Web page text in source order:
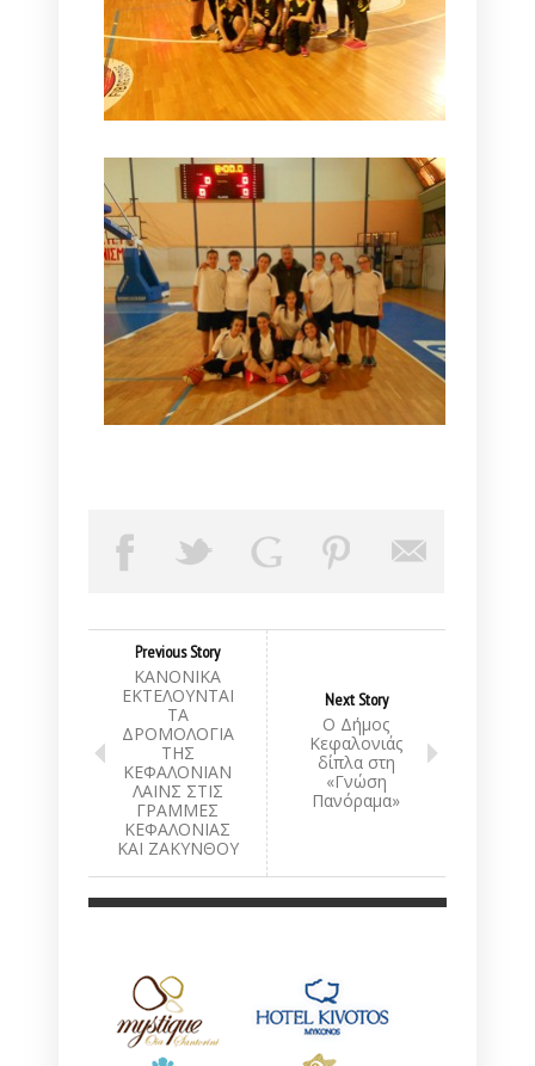
Previous Story
ΚΑΝΟΝΙΚΑ
ΕΚΤΕΛΟΥΝΤΑΙ
ΤΑ
ΔΡΟΜΟΛΟΓΙΑ
ΤΗΣ
ΚΕΦΑΛΟΝΙΑΝ
ΛΑΙΝΣ ΣΤΙΣ
ΓΡΑΜΜΕΣ
ΚΕΦΑΛΟΝΙΑΣ
ΚΑΙ ΖΑΚΥΝΘΟΥ
Next Story
Ο Δήμος
Κεφαλονιάς
δίπλα στη
«Γνώση
Πανόραμα»